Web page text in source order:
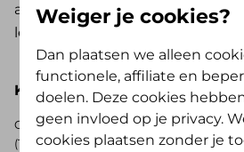
aanleren van goed
leefstijl.
Kies hieronder je
Op zoek naar de vergoedingen voor de
(Tand) Doorstap? Kies dan voor de
Weiger je cookies?
Dan plaatsen we alleen
functionele, affiliate en
doelen. Deze cookies
geen invloed op je privacy.
cookies plaatsen zonder je